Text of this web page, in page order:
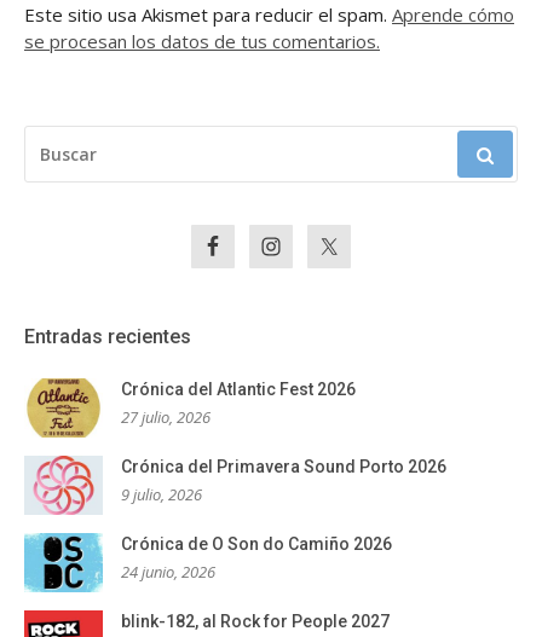
Este sitio usa Akismet para reducir el spam. Aprende cómo
se procesan los datos de tus comentarios.
Entradas recientes
Crónica del Atlantic Fest 2026
27 julio, 2026
Crónica del Primavera Sound Porto 2026
9 julio, 2026
Crónica de O Son do Camiño 2026
24 junio, 2026
blink-182, al Rock for People 2027